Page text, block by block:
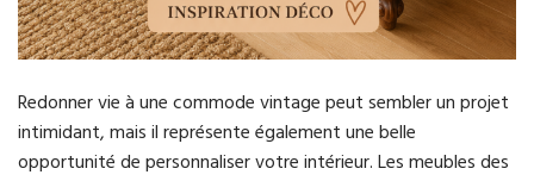
Redonner vie à une commode vintage peut sembler un projet
intimidant, mais il représente également une belle
opportunité de personnaliser votre intérieur. Les meubles des